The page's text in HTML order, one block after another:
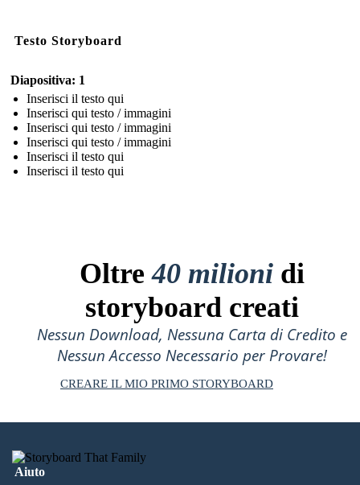
Testo Storyboard
Diapositiva: 1
Inserisci il testo qui
Inserisci qui testo / immagini
Inserisci qui testo / immagini
Inserisci qui testo / immagini
Inserisci il testo qui
Inserisci il testo qui
Oltre40 milioni di
storyboard creati
Nessun Download, Nessuna Carta di Credito e
Nessun Accesso Necessario per Provare!
CREARE IL MIO PRIMO STORYBOARD
Aiuto